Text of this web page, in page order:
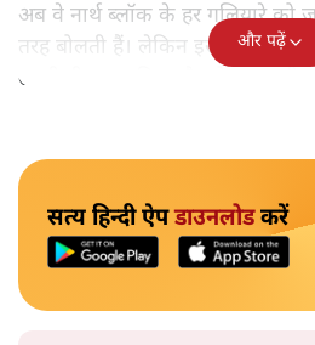
अब वे नार्थ ब्लॉक के हर गलियारे को
तरह बोलती हैं। लेकिन इस
उतनी ही अनुमानित और दोहराव भरी।
और पढ़ें
सत्य हिन्दी ऐपडाउनलोडकरें